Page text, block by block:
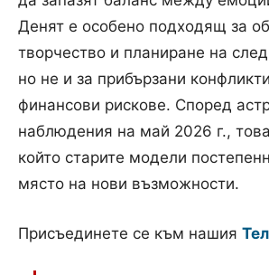
Денят е особено подходящ за
творчество и планиране на
но не и за прибързани
финансови рискове. Според
наблюдения на май 2026 г.,
който старите модели
място на нови възможности.
Присъединете се към нашия